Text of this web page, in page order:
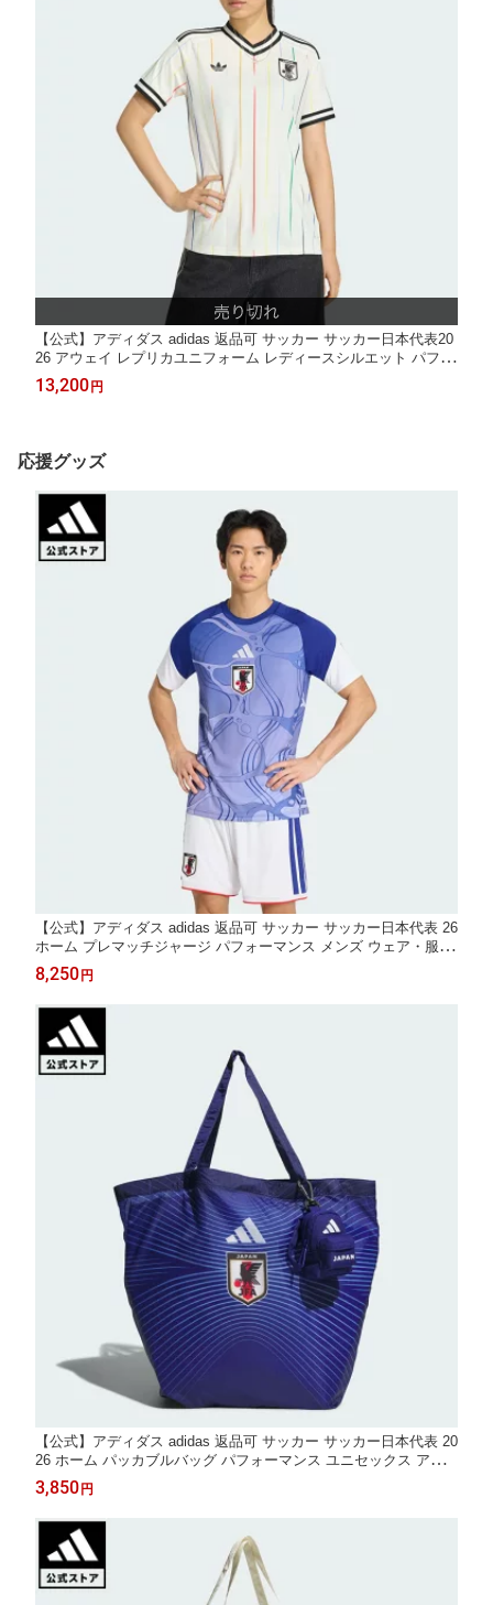
【公式】アディダス adidas 返品可 サッカー サッカー日本代表20
26 アウェイ レプリカユニフォーム レディースシルエット パフォ
ーマンス レディース ウェア・服 ユニフォーム 白 ホワイト JZ96
99
13,200 円
応援グッズ
【公式】アディダス adidas 返品可 サッカー サッカー日本代表 26
ホーム プレマッチジャージ パフォーマンス メンズ ウェア・服 ユ
ニフォーム 白 ホワイト JZ9706
8,250 円
【公式】アディダス adidas 返品可 サッカー サッカー日本代表 20
26 ホーム パッカブルバッグ パフォーマンス ユニセックス アク
セサリー バッグ・カバン 青 ブルー KC0757
3,850 円